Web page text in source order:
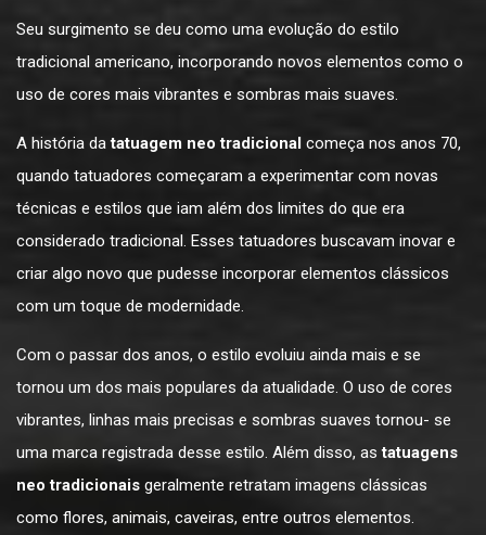
Seu surgimento se deu como uma evolução do estilo
tradicional americano, incorporando novos elementos como o
uso de cores mais vibrantes e sombras mais suaves.
A história datatuagem neo tradicional começa nos anos 70,
quando tatuadores começaram a experimentar com novas
técnicas e estilos que iam além dos limites do que era
considerado tradicional. Esses tatuadores buscavam inovar e
criar algo novo que pudesse incorporar elementos clássicos
com um toque de modernidade.
Com o passar dos anos, o estilo evoluiu ainda mais e se
tornou um dos mais populares da atualidade. O uso de cores
vibrantes, linhas mais precisas e sombras suaves tornou- se
uma marca registrada desse estilo. Além disso, as tatuagens
neo tradicionais geralmente retratam imagens clássicas
como flores, animais, caveiras, entre outros elementos.